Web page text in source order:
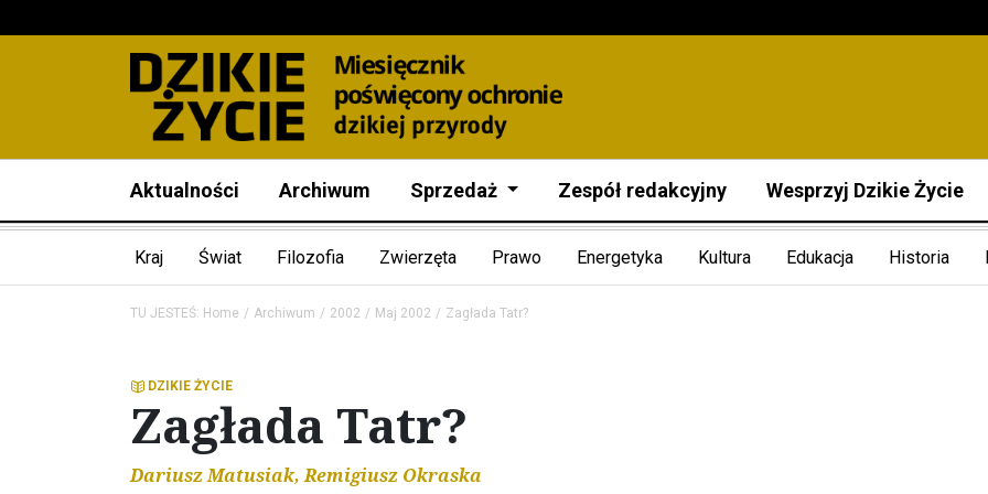
Aktualności Archiwum Sprzedaż Zespół redakcyjny Wesprzyj Dzikie Życie
Kraj Świat Filozofia Zwierzęta Prawo Energetyka Kultura Edukacja Historia
TU JESTEŚ: Home Archiwum 2002 Maj 2002 Zagłada Tatr?
DZIKIE ŻYCIE
Zagłada Tatr?
Dariusz Matusiak, Remigiusz Okraska